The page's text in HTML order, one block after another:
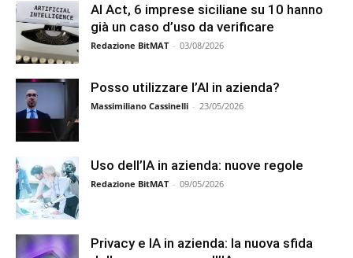
AI Act, 6 imprese siciliane su 10 hanno
già un caso d’uso da verificare
Redazione BitMAT - 03/08/2026
Posso utilizzare l’AI in azienda?
Massimiliano Cassinelli - 23/05/2026
Uso dell’IA in azienda: nuove regole
Redazione BitMAT - 09/05/2026
Privacy e IA in azienda: la nuova sfida